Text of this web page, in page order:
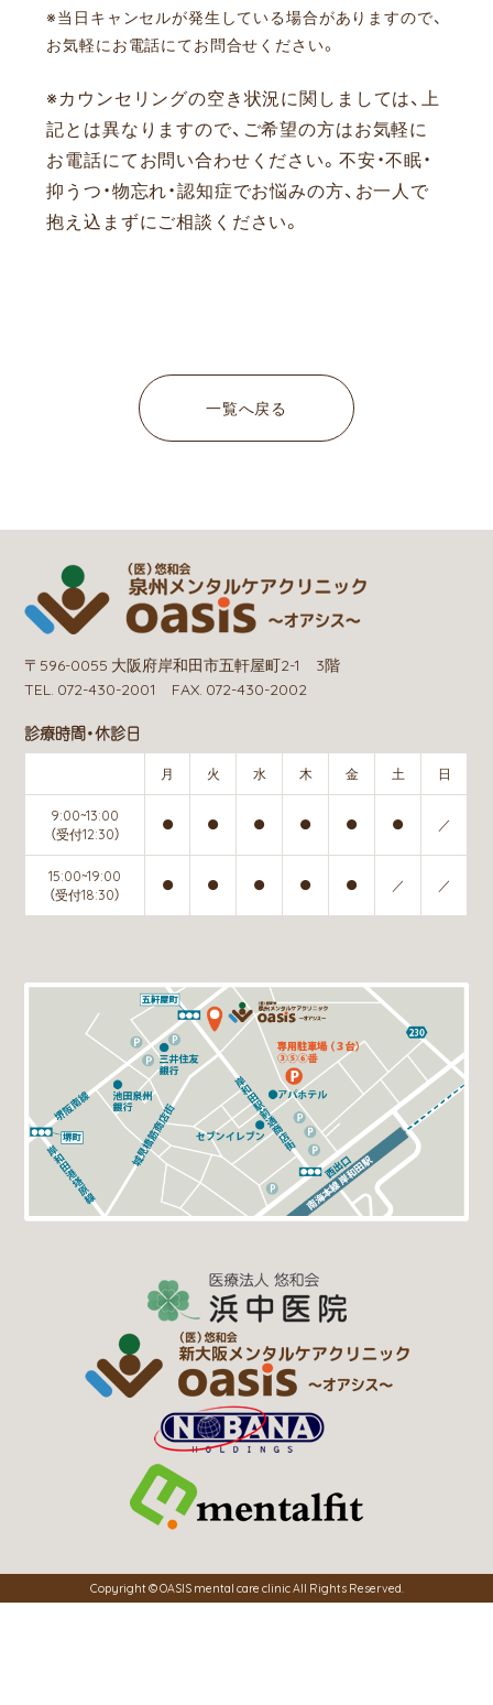
※当日キャンセルが発生している場合がありますので、
お気軽にお電話にてお問合せください。
※カウンセリングの空き状況に関しましては、上
記とは異なりますので、ご希望の方はお気軽に
お電話にてお問い合わせください。 不安・不眠・
抑うつ・物忘れ・認知症でお悩みの方、お一人で
抱え込まずにご相談ください。
一覧へ戻る
〒596-0055 大阪府岸和田市五軒屋町2-1 3階
TEL. 072-430-2001 FAX. 072-430-2002
診療時間・休診日
月 火 水 木 金 土 日
9:00~13:00
（受付12:30）
● ● ● ● ● ● ／
15:00~19:00
（受付18:30）
● ● ● ● ● ／ ／
Copyright © OASIS mental care clinic All Rights Reserved.